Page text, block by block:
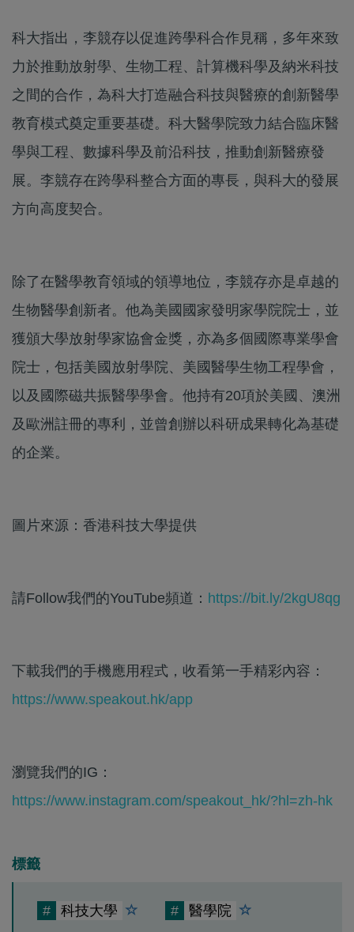
科大指出，李競存以促進跨學科合作見稱，多年來致
力於推動放射學、生物工程、計算機科學及納米科技
之間的合作，為科大打造融合科技與醫療的創新醫學
教育模式奠定重要基礎。科大醫學院致力結合臨床醫
學與工程、數據科學及前沿科技，推動創新醫療發
展。李競存在跨學科整合方面的專長，與科大的發展
方向高度契合。
除了在醫學教育領域的領導地位，李競存亦是卓越的
生物醫學創新者。他為美國國家發明家學院院士，並
獲頒大學放射學家協會金獎，亦為多個國際專業學會
院士，包括美國放射學院、美國醫學生物工程學會，
以及國際磁共振醫學學會。他持有20項於美國、澳洲
及歐洲註冊的專利，並曾創辦以科研成果轉化為基礎
的企業。
圖片來源：香港科技大學提供
請Follow我們的YouTube頻道： https://bit.ly/2kgU8qg
下載我們的手機應用程式，收看第一手精彩內容：
https://www.speakout.hk/app
瀏覽我們的IG：
https://www.instagram.com/speakout_hk/?hl=zh-hk
標籤
# 科技大學 # 醫學院